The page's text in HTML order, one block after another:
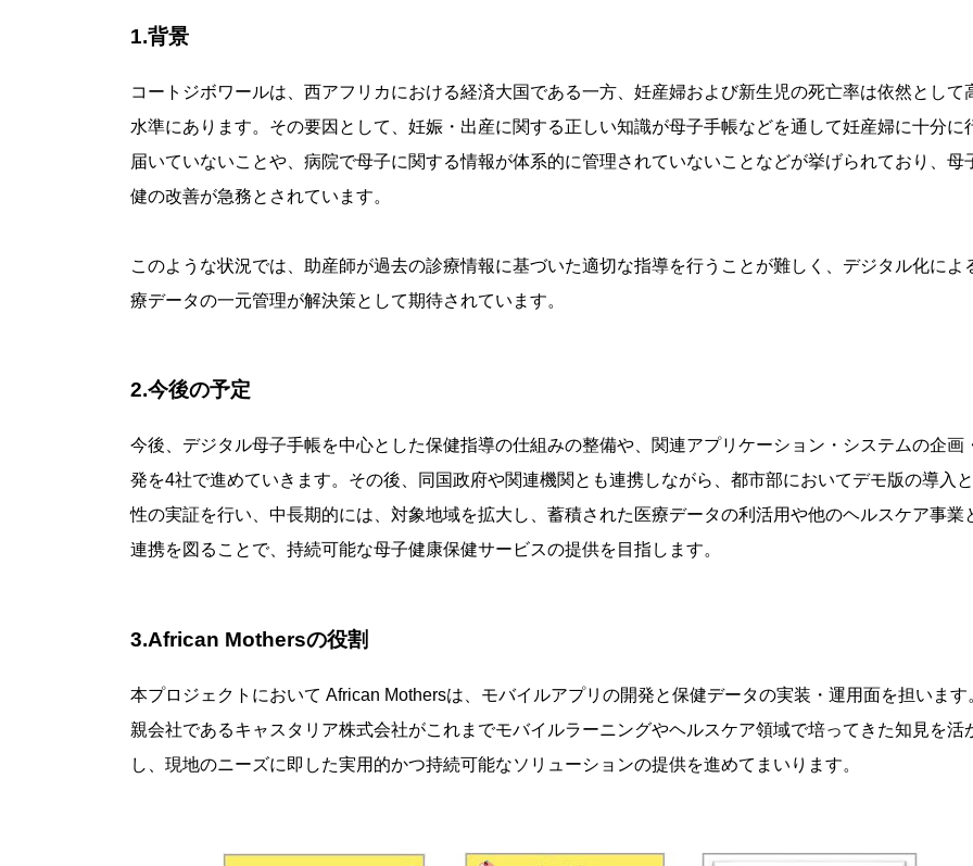
1.背景
コートジボワールは、西アフリカにおける経済大国である一方、妊産婦および新生児の死亡率は依然として
水準にあります。その要因として、妊娠・出産に関する正しい知識が母子手帳などを通して妊産婦に十分に
届いていないことや、病院で母子に関する情報が体系的に管理されていないことなどが挙げられており、母
健の改善が急務とされています。
このような状況では、助産師が過去の診療情報に基づいた適切な指導を行うことが難しく、デジタル化によ
療データの一元管理が解決策として期待されています。
2.今後の予定
今後、デジタル母子手帳を中心とした保健指導の仕組みの整備や、関連アプリケーション・システムの企画
発を4社で進めていきます。その後、同国政府や関連機関とも連携しながら、都市部においてデモ版の導入
性の実証を行い、中長期的には、対象地域を拡大し、蓄積された医療データの利活用や他のヘルスケア事業
連携を図ることで、持続可能な母子健康保健サービスの提供を目指します。
3.African Mothersの役割
本プロジェクトにおいて African Mothersは、モバイルアプリの開発と保健データの実装・運用面を担います
親会社であるキャスタリア株式会社がこれまでモバイルラーニングやヘルスケア領域で培ってきた知見を活
し、現地のニーズに即した実用的かつ持続可能なソリューションの提供を進めてまいります。